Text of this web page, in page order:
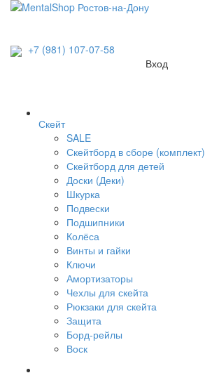
+7 (981) 107-07-58
Вход
Скейт
SALE
Скейтборд в сборе (комплект)
Скейтборд для детей
Доски (Деки)
Шкурка
Подвески
Подшипники
Колёса
Винты и гайки
Ключи
Амортизаторы
Чехлы для скейта
Рюкзаки для скейта
Защита
Борд-рейлы
Воск